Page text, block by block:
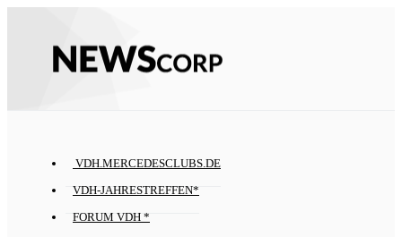
VDH.MERCEDESCLUBS.DE
VDH-JAHRESTREFFEN*
FORUM VDH *